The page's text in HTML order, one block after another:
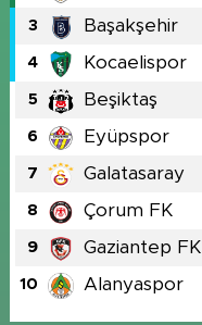
3 Başakşehir
4 Kocaelispor
5 Beşiktaş
6 Eyüpspor
7 Galatasaray
8 Çorum FK
9 Gaziantep FK
10 Alanyaspor